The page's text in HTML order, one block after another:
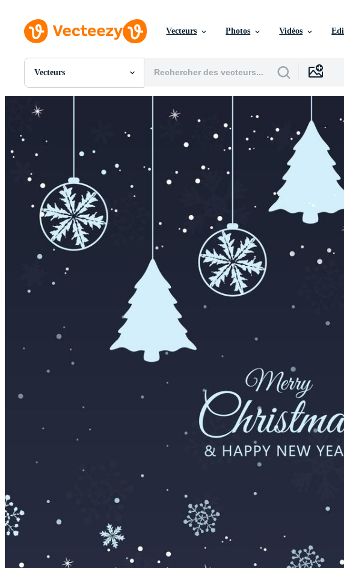
Vecteurs Photos Vidéos
Vecteurs
Toutes Images
Motion graphics
Images Éditoriales
Événements Éditoriaux